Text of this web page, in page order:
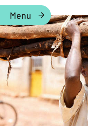
Menu